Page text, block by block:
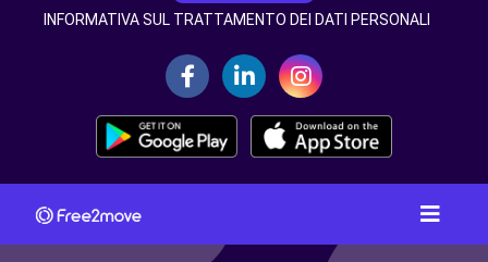
INFORMATIVA SUL TRATTAMENTO DEI DATI PERSONALI